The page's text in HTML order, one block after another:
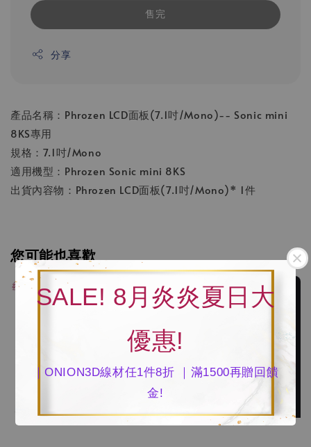
SALE! 8月炎炎夏日大
優惠!
｜ONION3D線材任1件8折 ｜滿1500再贈回饋
金!
售完
分享
產品名稱：Phrozen LCD面板(7.1吋/Mono)-- Sonic mini
8KS專用
規格：7.1吋/Mono
適用機型：Phrozen Sonic mini 8KS
出貨內容物：Phrozen LCD面板(7.1吋/Mono)* 1件
您可能也喜歡